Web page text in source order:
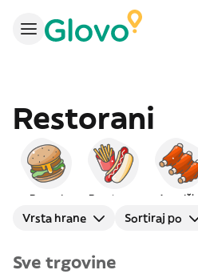
Restorani
Burgeri Brza hrana Američka
Vrsta hrane Sortiraj po
Sve trgovine